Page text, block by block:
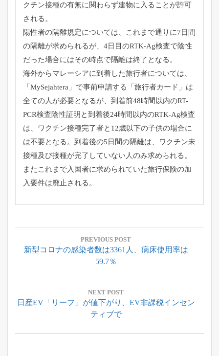
クチン接種の有無に関わらず建物に入ることが許可
される。
陽性者の隔離規定については、これまで通りに7日間
の隔離が求められるが、4日目のRTK-Ag検査で陰性
だった場合にはその時点で隔離は終了となる。
海外からマレーシアに到着した旅行者については、
「MySejahtera」で事前申請する「旅行者カード」は
全ての人が必要となるが、到着前48時間以内のRT-
PCR検査陰性証明と到着後24時間以内のRTK-Ag検査
は、ワクチン接種完了者と12歳以下の子供の場合に
は不要となる。到着後の5日間の隔離は、ワクチン未
接種及び接種が完了していない人のみ求められる。
またこれまで入国者に求められていた旅行保険の加
入要件は廃止される。
投
ナ
シ
ン
PREVIOUS POST
Previous
新型コロナの感染者数は3361人、病床使用率は
59.7％
NEXT POST
Next
日産EV「リーフ」が値下がり、EV非課税インセン
ティブで